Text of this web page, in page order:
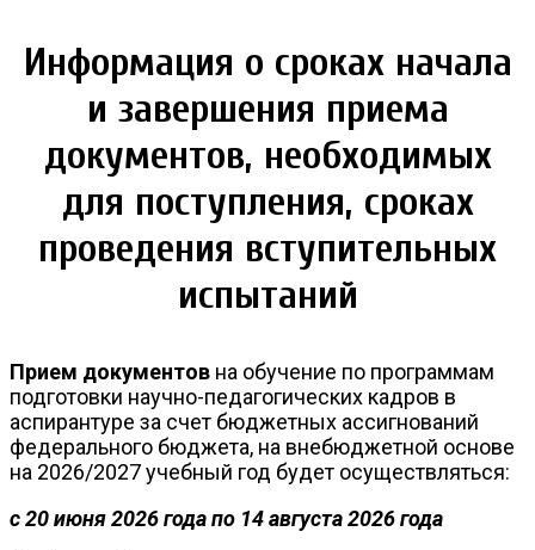
Информация о сроках начала
и завершения приема
документов, необходимых
для поступления, сроках
проведения вступительных
испытаний
Прием документов на обучение по программам
подготовки научно-педагогических кадров в
аспирантуре за счет бюджетных ассигнований
федерального бюджета, на внебюджетной основе
на 2026/2027 учебный год будет осуществляться:
с 20 июня 2026 года по 14 августа 2026 года